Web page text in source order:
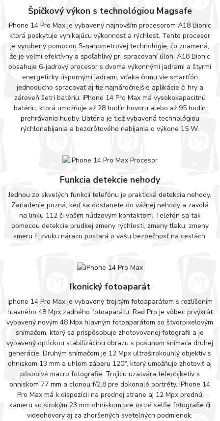
Špičkový výkon s technológiou Magsafe
iPhone 14 Pro Max je vybavený najnovším procesorom A18 Bionic,
ktorá poskytuje vynikajúcu výkonnosť a rýchlosť. Tento procesor
je vyrobený pomocou 5-nanometrovej technológie, čo znamená,
že je veľmi efektívny a spoľahlivý pri spracovaní úloh. A18 Bionic
obsahuje 6-jadrový procesor s dvoma výkonnými jadrami a štyrmi
energeticky úspornými jadrami, vďaka čomu vie smartfón
jednoducho spracovať aj tie najnáročnejšie aplikácie či hry a
zároveň šetrí batériu. iPhone 14 Pro Max má vysokokapacitnú
batériu, ktorá umožňuje až 28 hodín hovoru alebo až 95 hodín
prehrávania hudby. Batéria je tiež vybavená technológiou
rýchlonabíjania a bezdrôtového nabíjania o výkone 15 W.
Funkcia detekcie nehody
Jednou zo skvelých funkcií telefónu je praktická detekcia nehody.
Zariadenie pozná, keď sa dostanete do vážnej nehody a zavolá
na linku 112 či vašim núdzovým kontaktom. Telefón sa tak
pomocou detekcie prudkej zmeny rýchlosti, zmeny tlaku, zmeny
smeru či zvuku nárazu postará o vašu bezpečnosť na cestách.
Ikonický fotoaparát
Iphone 14 Pro Max je vybavený trojitým fotoaparátom s rozlíšením
hlavného 48 Mpx zadného fotoaparátu. Rad Pro je vôbec prvýkrát
vybavený novým 48 Mpx hlavným fotoaparátom so štvorpixelovým
snímačom, ktorý sa prispôsobuje zhotovovanej fotografii a je
vybavený optickou stabilizáciou obrazu s posunom snímača druhej
generácie. Druhým snímačom je 12 Mpx ultraširokouhlý objektív s
ohniskom 13 mm a uhlom záberu 120°, ktorý umožňuje zhotoviť aj
pôsobivé macro fotografie. Trojicu uzatvára teleobjketív s
ohniskom 77 mm a clonou f/2.8 pre dokonalé portréty. iPhone 14
Pro Max má k dispozícii na prednej strane aj 12 Mpx prednú
kameru so širokým 23 mm ohniskom pre ostré selfie fotografie či
videohovory aj za zhoršených svetelných podmienok.